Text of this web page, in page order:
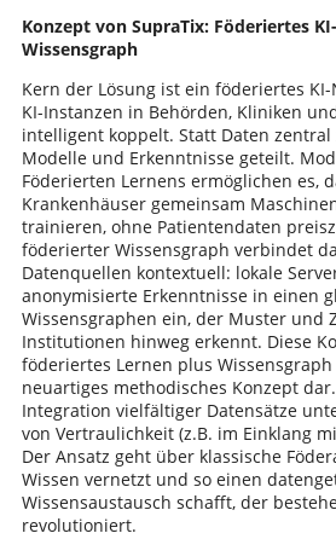
Konzept von SupraTix: Föderiertes
Wissensgraph
Kern der Lösung ist ein föderiertes
KI-Instanzen in Behörden, Kliniken
intelligent koppelt. Statt Daten
Modelle und Erkenntnisse geteilt.
Föderierten Lernens ermöglichen es,
Krankenhäuser gemeinsam
trainieren, ohne Patientendaten
föderierter Wissensgraph verbindet
Datenquellen kontextuell: lokale
anonymisierte Erkenntnisse in einen
Wissensgraphen ein, der Muster und
Institutionen hinweg erkennt. Diese
föderiertes Lernen plus
neuartiges methodisches Konzept
Integration vielfältiger Datensätze
von Vertraulichkeit (z.B. im Einklang
Der Ansatz geht über klassische
Wissen vernetzt und so einen
Wissensaustausch schafft, der
revolutioniert.